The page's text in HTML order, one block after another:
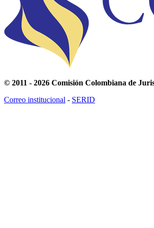
© 2011 - 2026 Comisión Colombiana de
Correo institucional - SERID